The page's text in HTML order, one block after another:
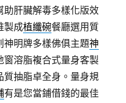
助肝臟解毒多樣化版效
製成植纖碗餐廳選用質
神明牌多樣佛俱主題神
窗溶脂複合式量身客製
質抽脂卓全身。量身規
有是您當鋪借錢的最佳